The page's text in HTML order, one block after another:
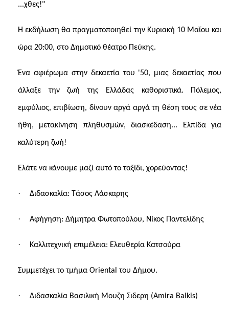
...χθες!"
Η εκδήλωση θα πραγματοποιηθεί την Κυριακή 10 Μαΐου και
ώρα 20:00, στο Δημοτικό θέατρο Πεύκης.
Ένα αφιέρωμα στην δεκαετία του '50, μιας δεκαετίας που
άλλαξε την ζωή της Ελλάδας καθοριστικά. Πόλεμος,
εμφύλιος, επιβίωση, δίνουν αργά αργά τη θέση τους σε νέα
ήθη, μετακίνηση πληθυσμών, διασκέδαση... Ελπίδα για
καλύτερη ζωή!
Ελάτε να κάνουμε μαζί αυτό το ταξίδι, χορεύοντας!
· Διδασκαλία: Τάσος Λάσκαρης
· Αφήγηση: Δήμητρα Φωτοπούλου, Νίκος Παντελίδης
· Καλλιτεχνική επιμέλεια: Ελευθερία Κατσούρα
Συμμετέχει το τμήμα Oriental του Δήμου.
· Διδασκαλία Βασιλική Μουζη Σιδερη (Amira Balkis)